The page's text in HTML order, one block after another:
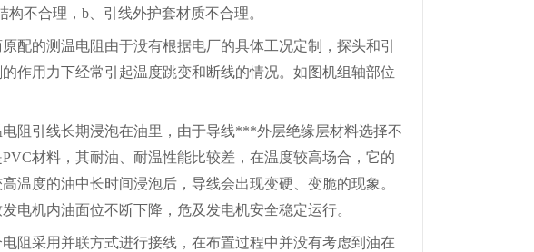
构不合理，b、引线外护套材质不合理。
配的测温电阻由于没有根据电厂的具体工况定制，探头和引
作用力下经常引起温度跳变和断线的情况。如图机组轴部位
阻引线长期浸泡在油里，由于导线***外层绝缘层材料选择不
PVC材料，其耐油、耐温性能比较差，在温度较高场合，它的
温度的油中长时间浸泡后，导线会出现变硬、变脆的现象。
电机内油面位不断下降，危及发电机安全稳定运行。
阻采用并联方式进行接线，在布置过程中并没有考虑到油在